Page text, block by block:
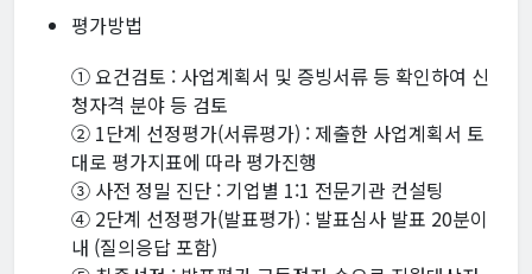
평가방법
① 요건검토 : 사업계획서 및 증빙서류 등 확인하여 신
청자격 분야 등 검토
② 1단계 선정평가(서류평가) : 제출한 사업계획서 토
대로 평가지표에 따라 평가진행
③ 사전 정밀 진단 : 기업별 1:1 전문기관 컨설팅
④ 2단계 선정평가(발표평가) : 발표심사 발표 20분이
내 (질의응답 포함)